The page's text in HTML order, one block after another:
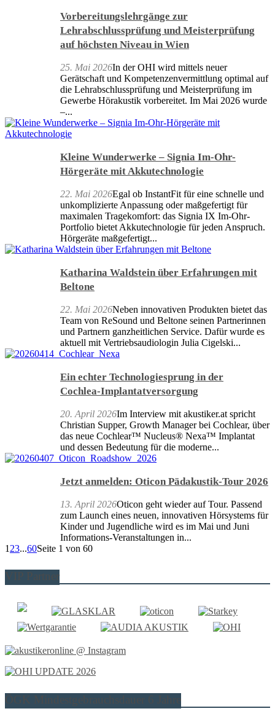
Vorbereitungslehrgänge zur
Lehrabschlussprüfung und Meisterprüfung
auf höchsten Niveau in Wien
25. Mai 2026In der OHI wird mittels neuer
Gerätschaft und Kompetenzenvermittlung optimal auf
die Lehrabschlussprüfung und Meisterprüfung im
Gewerbe Hörakustik vorbereitet. Im Mai 2026 wurde
–...
Kleine Wunderwerke – Signia Im-Ohr-
Hörgeräte mit Akkutechnologie
22. Mai 2026Egal ob InstantFit für eine schnelle und
unkomplizierte Anpassung oder maßgefertigt für
maximalen Tragekomfort: das Signia IX Im-Ohr-
Portfolio bietet Akkutechnologie für jeden Anspruch.
Hörgeräte maßgefertigt...
Katharina Waldstein über Erfahrungen mit
Beltone
22. Mai 2026Neben innovativen Produkten bietet das
Team von ReSound und Beltone seinen Partnerinnen
und Partnern ganzheitlichen Service. Dafür wurde es
aktuell mit Vertriebsaudiologin Julia Cigelski...
Ein echter Technologiesprung in der
Cochlea‑Implantatversorgung
20. April 2026Im Interview mit akustiker.at spricht
Christian Supper, Growth Manager bei Cochlear, über
das neue Cochlear™ Nucleus® Nexa™ Implantat
und dessen Bedeutung für die moderne...
Jetzt anmelden: Oticon Pädakustik-Tour 2026
13. April 2026Oticon geht wieder auf Tour. Passend
zum Launch eines neuen, innovativen Hörsystems für
Kinder und Jugendliche wird es im Mai und Juni
Informations-Veranstaltungen in...
1 23...60Seite 1 von 60
VIP Partner
ÖGK Mindestgebrauchsdauer 6 Jahre